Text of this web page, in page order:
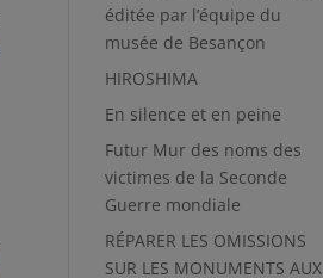
éditée par l’équipe du
musée de Besançon
HIROSHIMA
En silence et en peine
Futur Mur des noms des
victimes de la Seconde
Guerre mondiale
RÉPARER LES OMISSIONS
SUR LES MONUMENTS AUX